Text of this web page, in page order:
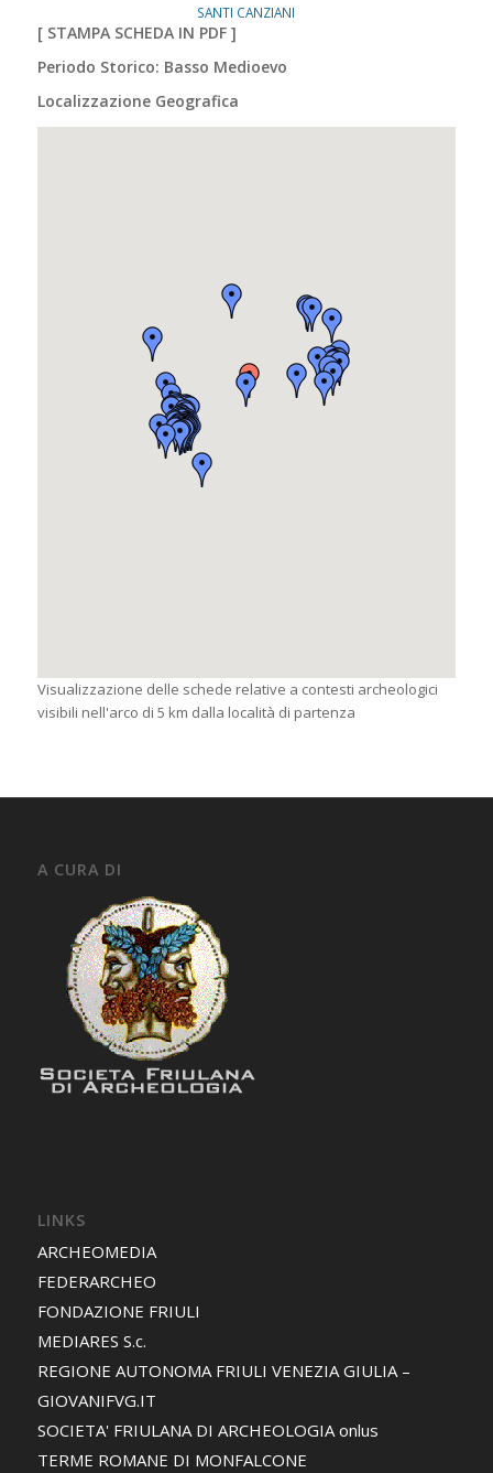
SANTI CANZIANI
[ STAMPA SCHEDA IN PDF]
Periodo Storico: Basso Medioevo
Localizzazione Geografica
Visualizzazione delle schede relative a contesti archeologici
visibili nell'arco di 5 km dalla località di partenza
A CURA DI
LINKS
ARCHEOMEDIA
FEDERARCHEO
FONDAZIONE FRIULI
MEDIARES S.c.
REGIONE AUTONOMA FRIULI VENEZIA GIULIA –
GIOVANIFVG.IT
SOCIETA' FRIULANA DI ARCHEOLOGIA onlus
TERME ROMANE DI MONFALCONE